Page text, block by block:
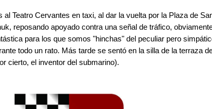
Teatro Cervantes en taxi, al dar la vuelta por la Plaza de
reposando apoyado contra una señal de tráfico,
para los que somos "hinchas" del peculiar pero
todo un rato. Más tarde se sentó en la silla de la terraza
cierto, el inventor del submarino).